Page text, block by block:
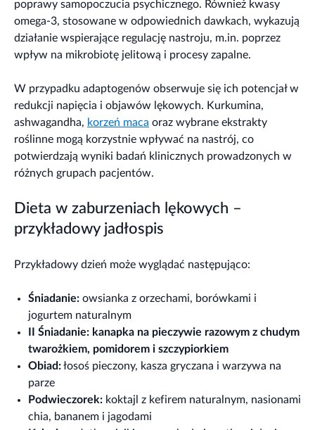
poprawy samopoczucia psychicznego. Również kwasy
omega-3, stosowane w odpowiednich dawkach, wykazują
działanie wspierające regulację nastroju, m.in. poprzez
wpływ na mikrobiotę jelitową i procesy zapalne.
W przypadku adaptogenów obserwuje się ich potencjał w
redukcji napięcia i objawów lękowych. Kurkumina,
ashwagandha, korzeń maca oraz wybrane ekstrakty
roślinne mogą korzystnie wpływać na nastrój, co
potwierdzają wyniki badań klinicznych prowadzonych w
różnych grupach pacjentów.
Dieta w zaburzeniach lękowych –
przykładowy jadłospis
Przykładowy dzień może wyglądać następująco:
Śniadanie: owsianka z orzechami, borówkami i
jogurtem naturalnym
II Śniadanie: kanapka na pieczywie razowym z chudym
twarożkiem, pomidorem i szczypiorkiem
Obiad:łosoś pieczony, kasza gryczana i warzywa na
parze
Podwieczorek: koktajl z kefirem naturalnym, nasionami
chia, bananem i jagodami